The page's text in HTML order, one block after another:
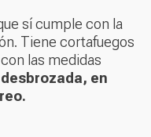
sí cumple con la
Tiene cortafuegos
las medidas
en